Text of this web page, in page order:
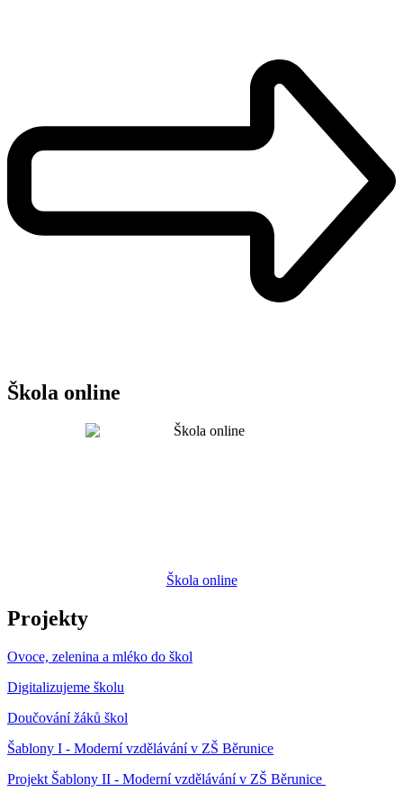
Škola online
Škola online
Projekty
Ovoce, zelenina a mléko do škol
Digitalizujeme školu
Doučování žáků škol
Šablony I - Moderní vzdělávání v ZŠ Běrunice
Projekt Šablony II - Moderní vzdělávání v ZŠ Běrunice